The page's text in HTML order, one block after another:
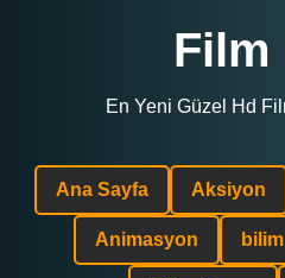
Film
En Yeni Güzel Hd
Ana Sayfa Aksiyon
Animasyon